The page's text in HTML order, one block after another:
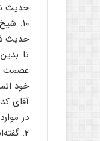
حدیث
حدیث
تا
عصمت )
خود
آقای
در
۲.